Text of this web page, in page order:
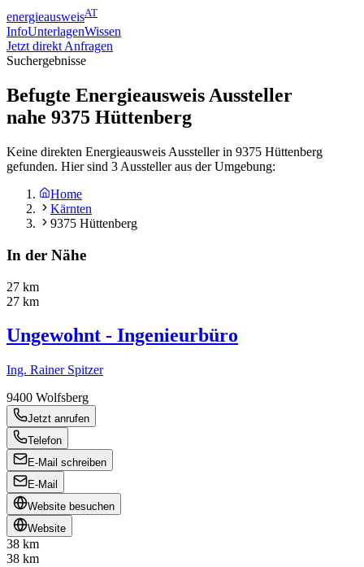
energieausweisAT
InfoUnterlagenWissen
Jetzt direkt Anfragen
Suchergebnisse
Befugte Energieausweis Aussteller
nahe 9375 Hüttenberg
Keine direkten Energieausweis Aussteller in 9375 Hüttenberg
gefunden. Hier sind 3 Aussteller aus der Umgebung:
Home
Kärnten
9375 Hüttenberg
In der Nähe
27 km
27 km
Ungewohnt - Ingenieurbüro
Ing. Rainer Spitzer
9400 Wolfsberg
Jetzt anrufen
Telefon
E-Mail schreiben
E-Mail
Website besuchen
Website
38 km
38 km